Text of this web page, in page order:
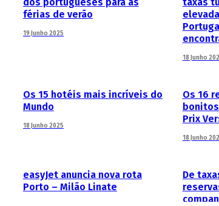
dos portugueses para as
férias de verão
19 Junho 2025
taxas
18 Junho
Os 15 hotéis mais incríveis do
Mundo
18 Junho 2025
Os 16
Prix
18 Junho
easyJet anuncia nova rota
Porto – Milão Linate
De